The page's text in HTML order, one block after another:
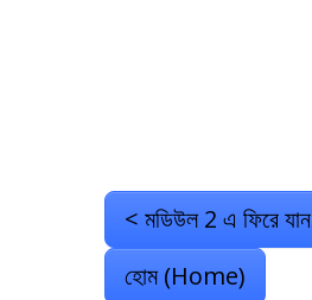
< মডিউল 2 এ ফিরে যান
হোম (Home)